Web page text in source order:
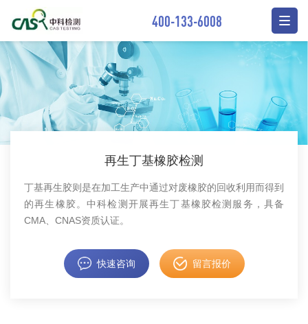
400-133-6008
再生丁基橡胶检测
丁基再生胶则是在加工生产中通过对废橡胶的回收利用而得到
的再生橡胶。中科检测开展再生丁基橡胶检测服务，具备
CMA、CNAS资质认证。
快速咨询 留言报价